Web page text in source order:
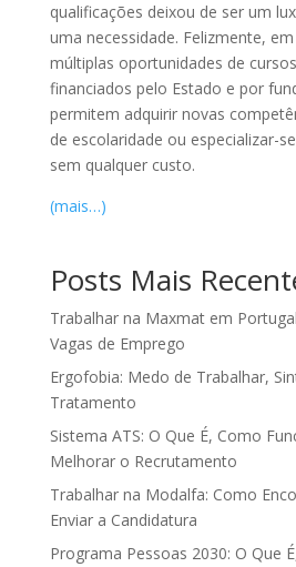
qualificações deixou de ser um
uma necessidade. Felizmente,
múltiplas oportunidades de
financiados pelo Estado e por
permitem adquirir novas
de escolaridade ou especializar-
sem qualquer custo.
(mais…)
Posts Mais
Trabalhar na Maxmat em
Vagas de Emprego
Ergofobia: Medo de Trabalhar,
Tratamento
Sistema ATS: O Que É, Como
Melhorar o Recrutamento
Trabalhar na Modalfa: Como
Enviar a Candidatura
Programa Pessoas 2030: O Que